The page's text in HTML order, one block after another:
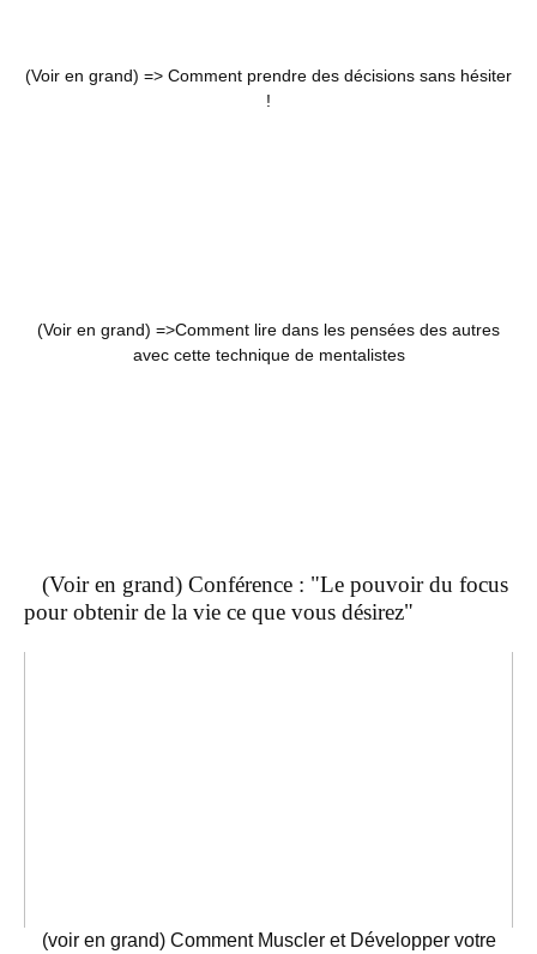
(Voir en grand) => Comment prendre des décisions sans hésiter
!
(Voir en grand) =>Comment lire dans les pensées des autres
avec cette technique de mentalistes
(Voir en grand) Conférence : "Le pouvoir du focus
pour obtenir de la vie ce que vous désirez"
(voir en grand) Comment Muscler et Développer votre